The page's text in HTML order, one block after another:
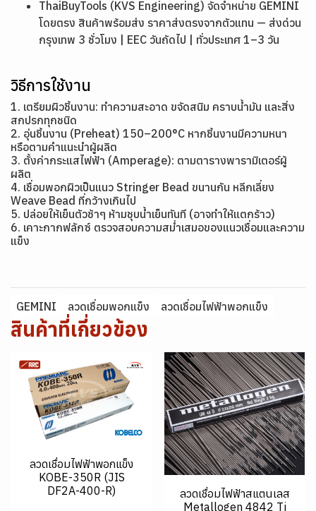
ThaiBuyTools (KVS Engineering) จัดจำหน่าย GEMINI
โดยตรง สินค้าพร้อมส่ง ราคาส่งตรงจากตัวแทน — ส่งด่วน
กรุงเทพ 3 ชั่วโมง | EEC วันถัดไป | ทั่วประเทศ 1–3 วัน
วิธีการใช้งาน
1. เตรียมผิวชิ้นงาน: ทำความสะอาด ขจัดสนิม คราบน้ำมัน และสิ่ง
สกปรกทุกชนิด
2. อุ่นชิ้นงาน (Preheat) 150–200°C หากชิ้นงานมีความหนา
หรือตามคำแนะนำผู้ผลิต
3. ตั้งค่ากระแสไฟฟ้า (Amperage): ตามตารางพารามิเตอร์ผู้
ผลิต
4. เชื่อมพอกผิวเป็นแนว Stringer Bead ขนานกัน หลีกเลี่ยง
Weave Bead ที่กว้างเกินไป
5. ปล่อยให้เย็นตัวช้าๆ ห้ามชุบน้ำเย็นทันที (อาจทำให้แตกร้าว)
6. เคาะกากฟลักซ์ ตรวจสอบความสม่ำเสมอของแนวเชื่อมและความ
แข็ง
GEMINI ลวดเชื่อมพอกแข็ง ลวดเชื่อมไฟฟ้าพอกแข็ง
สินค้าที่เกี่ยวข้อง
ลวดเชื่อมไฟฟ้าพอกแข็ง
KOBE-350R (JIS
DF2A-400-R)
ลวดเชื่อมไฟฟ้าสแตนเลส
Metallogen 4842 Ti